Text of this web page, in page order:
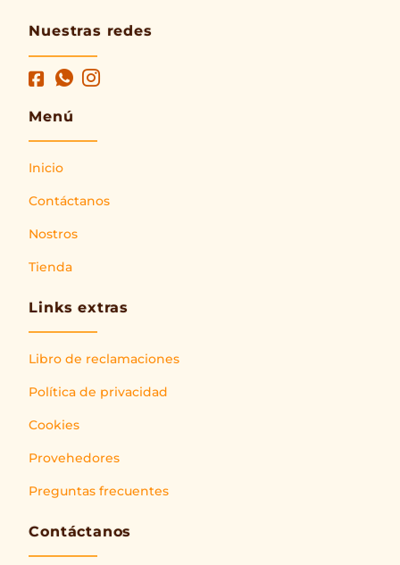
Nuestras redes
Menú
Inicio
Contáctanos
Nostros
Tienda
Links extras
Libro de reclamaciones
Política de privacidad
Cookies
Provehedores
Preguntas frecuentes
Contáctanos